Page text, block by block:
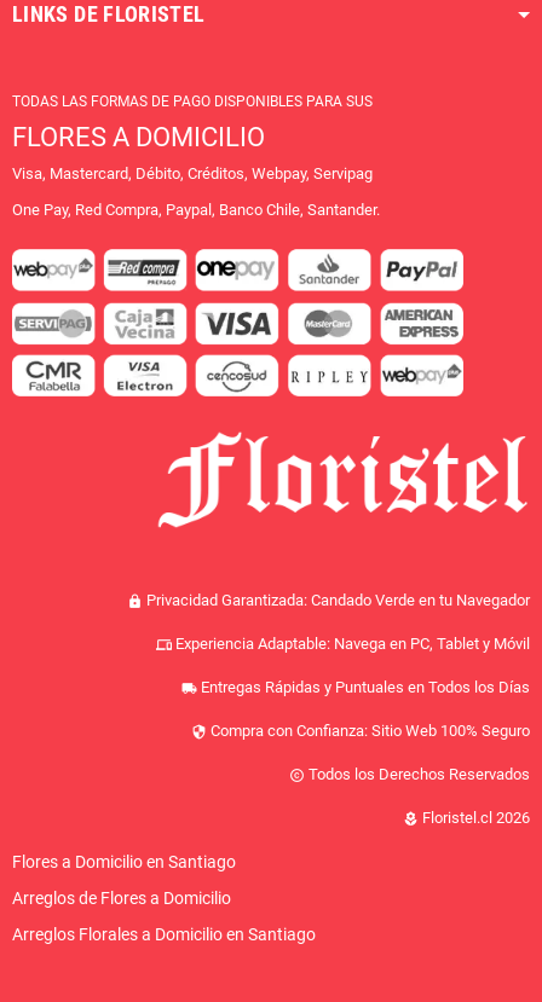
LINKS DE FLORISTEL
TODAS LAS FORMAS DE PAGO DISPONIBLES PARA SUS
FLORES A DOMICILIO
Visa, Mastercard, Débito, Créditos, Webpay, Servipag
One Pay, Red Compra, Paypal, Banco Chile, Santander.
lock Privacidad Garantizada: Candado Verde en tu Navegador
devices Experiencia Adaptable: Navega en PC, Tablet y Móvil
local_shipping Entregas Rápidas y Puntuales en Todos los Días
security Compra con Confianza: Sitio Web 100% Seguro
copyright Todos los Derechos Reservados
local_florist Floristel.cl 2026
Flores a Domicilio en Santiago
Arreglos de Flores a Domicilio
Arreglos Florales a Domicilio en Santiago